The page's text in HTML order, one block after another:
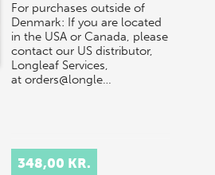
For purchases outside of
Denmark: If you are located
in the USA or Canada, please
contact our US distributor,
Longleaf Services,
at orders@longle…
348,00 KR.